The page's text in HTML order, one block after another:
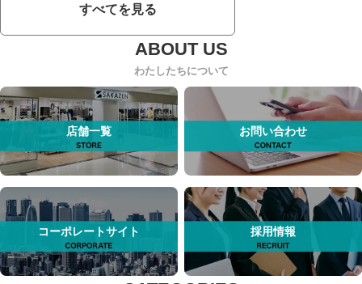
すべてを見る
わたしたちについて
店舗一覧 お問い合わせ
コーポレートサイト 採用情報